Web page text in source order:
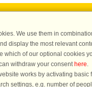
Danske
We use them in
display the most relevant
which of our optional cookies
withdraw your consent here.
works by activating
settings, e.g. number of